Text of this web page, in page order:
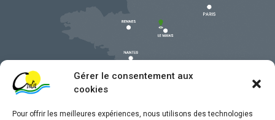
Gérer le consentement aux
cookies
Pour offrir les meilleures expériences, nous utilisons des technologies